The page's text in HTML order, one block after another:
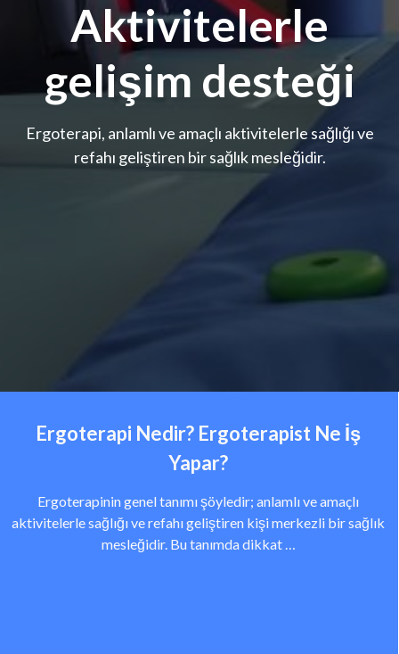
Aktivitelerle
gelişim desteği
Ergoterapi, anlamlı ve amaçlı aktivitelerle sağlığı ve
refahı geliştiren bir sağlık mesleğidir.
Ergoterapi Nedir? Ergoterapist Ne İş
Yapar?
Ergoterapinin genel tanımı şöyledir; anlamlı ve amaçlı
aktivitelerle sağlığı ve refahı geliştiren kişi merkezli bir sağlık
mesleğidir. Bu tanımda dikkat …